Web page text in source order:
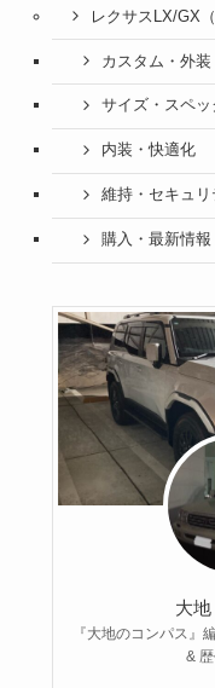
レクサスLX/GX
カスタム・外装
サイズ・スペッ
内装・快適化
維持・セキュリ
購入・最新情報
大地
『大地のコンパス』
&